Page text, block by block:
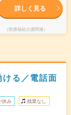
詳しく見る
医療福祉介護関連）
る／電話面
休み 残業なし